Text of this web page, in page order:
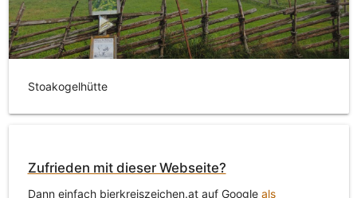
Stoakogelhütte
Zufrieden mit dieser Webseite?
Dann einfach bierkreiszeichen.at auf Google als